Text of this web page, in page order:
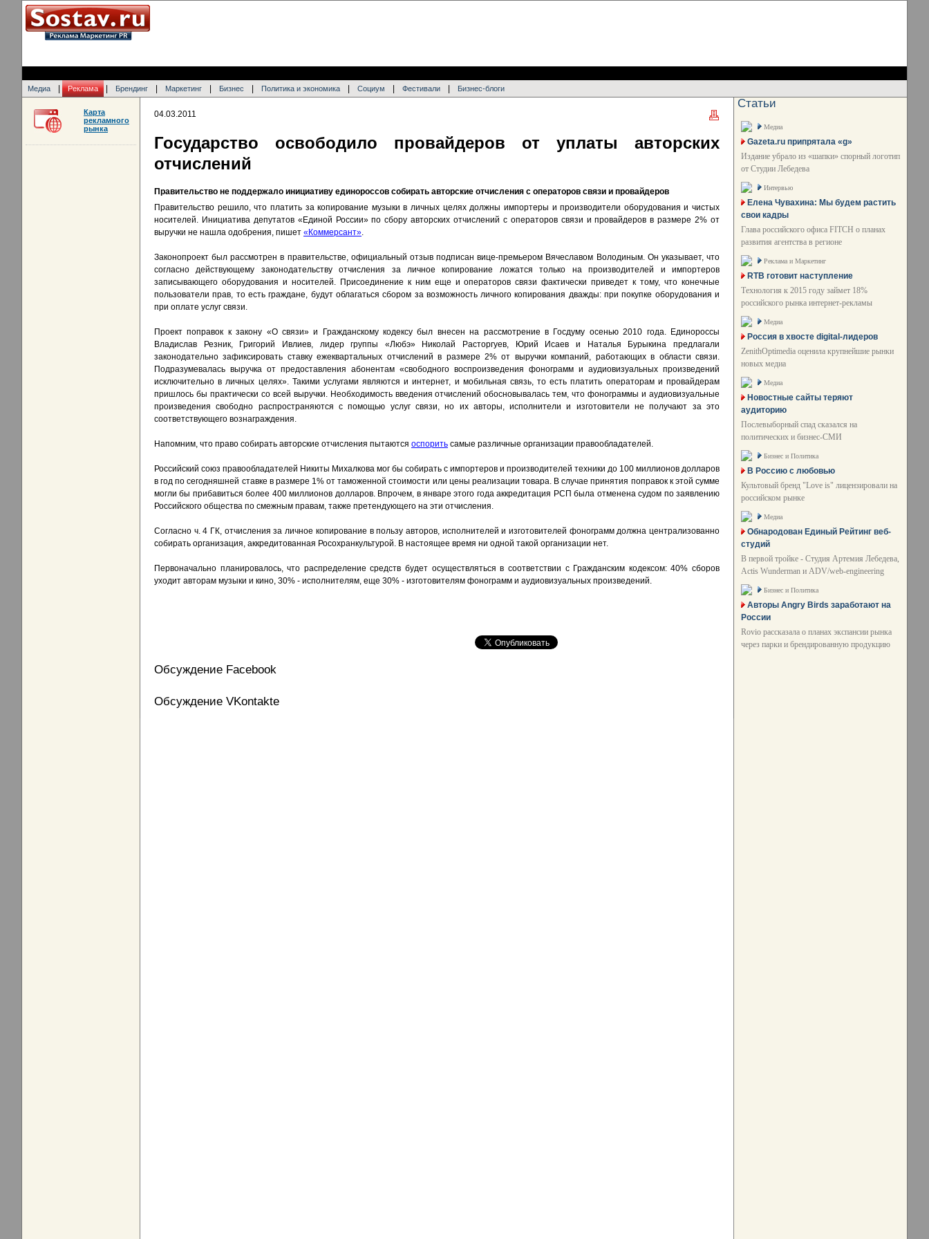
Медиа Реклама Брендинг Маркетинг Бизнес Политика и экономика Социум Фестивали Бизнес-блоги
04.03.2011
Государство освободило провайдеров от уплаты авторских
отчислений
Правительство не поддержало инициативу единороссов собирать авторские отчисления с операторов связи и провайдеров
Правительство решило, что платить за копирование музыки в личных целях должны импортеры и производители оборудования и чистых
носителей. Инициатива депутатов «Единой России» по сбору авторских отчислений с операторов связи и провайдеров в размере 2% от
выручки не нашла одобрения, пишет «Коммерсант».
Законопроект был рассмотрен в правительстве, официальный отзыв подписан вице-премьером Вячеславом Володиным. Он указывает, что
согласно действующему законодательству отчисления за личное копирование ложатся только на производителей и импортеров
записывающего оборудования и носителей. Присоединение к ним еще и операторов связи фактически приведет к тому, что конечные
пользователи прав, то есть граждане, будут облагаться сбором за возможность личного копирования дважды: при покупке оборудования и
при оплате услуг связи.
Проект поправок к закону «О связи» и Гражданскому кодексу был внесен на рассмотрение в Госдуму осенью 2010 года. Единороссы
Владислав Резник, Григорий Ивлиев, лидер группы «Любэ» Николай Расторгуев, Юрий Исаев и Наталья Бурыкина предлагали
законодательно зафиксировать ставку ежеквартальных отчислений в размере 2% от выручки компаний, работающих в области связи.
Подразумевалась выручка от предоставления абонентам «свободного воспроизведения фонограмм и аудиовизуальных произведений
исключительно в личных целях». Такими услугами являются и интернет, и мобильная связь, то есть платить операторам и провайдерам
пришлось бы практически со всей выручки. Необходимость введения отчислений обосновывалась тем, что фонограммы и аудиовизуальные
произведения свободно распространяются с помощью услуг связи, но их авторы, исполнители и изготовители не получают за это
соответствующего вознаграждения.
Напомним, что право собирать авторские отчисления пытаются оспорить самые различные организации правообладателей.
Российский союз правообладателей Никиты Михалкова мог бы собирать с импортеров и производителей техники до 100 миллионов долларов
в год по сегодняшней ставке в размере 1% от таможенной стоимости или цены реализации товара. В случае принятия поправок к этой сумме
могли бы прибавиться более 400 миллионов долларов. Впрочем, в январе этого года аккредитация РСП была отменена судом по заявлению
Российского общества по смежным правам, также претендующего на эти отчисления.
Согласно ч. 4 ГК, отчисления за личное копирование в пользу авторов, исполнителей и изготовителей фонограмм должна централизованно
собирать организация, аккредитованная Росохранкультурой. В настоящее время ни одной такой организации нет.
Первоначально планировалось, что распределение средств будет осуществляться в соответствии с Гражданским кодексом: 40% сборов
уходит авторам музыки и кино, 30% - исполнителям, еще 30% - изготовителям фонограмм и аудиовизуальных произведений.
Обсуждение Facebook
Обсуждение VKontakte
Карта
рекламного
рынка
Статьи
Медиа
Gazeta.ru припрятала «g»
Издание убрало из «шапки» спорный логотип
от Студии Лебедева
Интервью
Елена Чувахина: Мы будем растить
свои кадры
Глава российского офиса FITCH о планах
развития агентства в регионе
Реклама и Маркетинг
RTB готовит наступление
Технология к 2015 году займет 18%
российского рынка интернет-рекламы
Медиа
Россия в хвосте digital-лидеров
ZenithOptimedia оценила крупнейшие рынки
новых медиа
Медиа
Новостные сайты теряют
аудиторию
Послевыборный спад сказался на
политических и бизнес-СМИ
Бизнес и Политика
В Россию с любовью
Культовый бренд "Love is" лицензировали на
российском рынке
Медиа
Обнародован Единый Рейтинг веб-
студий
В первой тройке - Студия Артемия Лебедева,
Actis Wunderman и ADV/web-engineering
Бизнес и Политика
Авторы Angry Birds заработают на
России
Rovio рассказала о планах экспансии рынка
через парки и брендированную продукцию